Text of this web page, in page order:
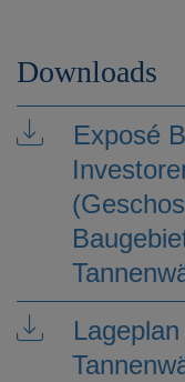
Downloads
Exposé